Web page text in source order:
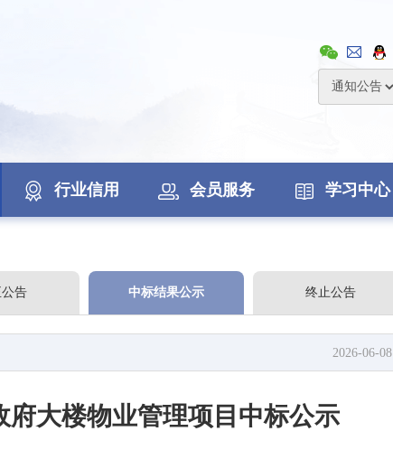
行业信用 会员服务 学习中心
告 中标结果公示 终止公告
2026-06-08
府大楼物业管理项目中标公示